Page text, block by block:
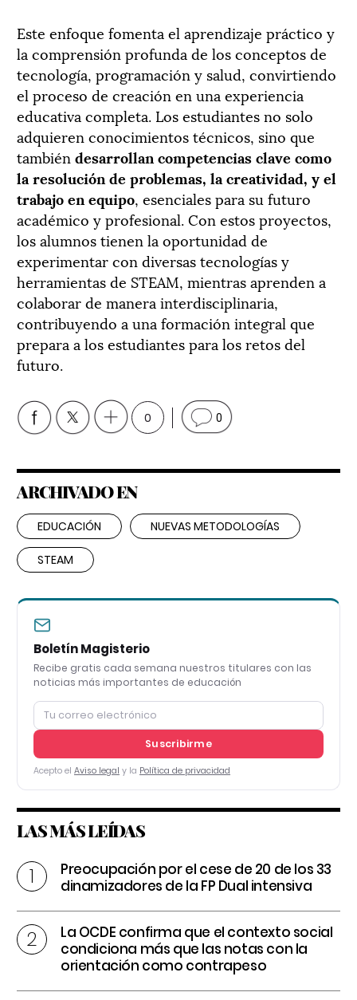
Este enfoque fomenta el aprendizaje práctico y
la comprensión profunda de los conceptos de
tecnología, programación y salud, convirtiendo
el proceso de creación en una experiencia
educativa completa. Los estudiantes no solo
adquieren conocimientos técnicos, sino que
también desarrollan competencias clave como
la resolución de problemas, la creatividad, y el
trabajo en equipo, esenciales para su futuro
académico y profesional. Con estos proyectos,
los alumnos tienen la oportunidad de
experimentar con diversas tecnologías y
herramientas de STEAM, mientras aprenden a
colaborar de manera interdisciplinaria,
contribuyendo a una formación integral que
prepara a los estudiantes para los retos del
futuro.
0 0
ARCHIVADO EN
EDUCACIÓN NUEVAS METODOLOGÍAS
STEAM
Boletín Magisterio
Recibe gratis cada semana nuestros titulares con las
noticias más importantes de educación
Suscribirme
Acepto el Aviso legal y la Política de privacidad
LAS MÁS LEÍDAS
Preocupación por el cese de 20 de los 33
dinamizadores de la FP Dual intensiva
La OCDE confirma que el contexto social
condiciona más que las notas con la
orientación como contrapeso